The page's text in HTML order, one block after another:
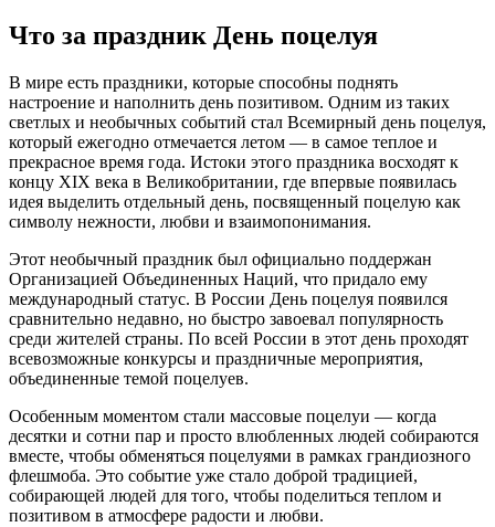
Что за праздник День поцелуя
В мире есть праздники, которые способны поднять
настроение и наполнить день позитивом. Одним из таких
светлых и необычных событий стал Всемирный день поцелуя,
который ежегодно отмечается летом — в самое теплое и
прекрасное время года. Истоки этого праздника восходят к
концу XIX века в Великобритании, где впервые появилась
идея выделить отдельный день, посвященный поцелую как
символу нежности, любви и взаимопонимания.
Этот необычный праздник был официально поддержан
Организацией Объединенных Наций, что придало ему
международный статус. В России День поцелуя появился
сравнительно недавно, но быстро завоевал популярность
среди жителей страны. По всей России в этот день проходят
всевозможные конкурсы и праздничные мероприятия,
объединенные темой поцелуев.
Особенным моментом стали массовые поцелуи — когда
десятки и сотни пар и просто влюбленных людей собираются
вместе, чтобы обменяться поцелуями в рамках грандиозного
флешмоба. Это событие уже стало доброй традицией,
собирающей людей для того, чтобы поделиться теплом и
позитивом в атмосфере радости и любви.